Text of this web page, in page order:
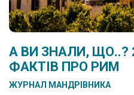
А ВИ ЗНАЛИ, ЩО..?
ФАКТІВ ПРО РИМ
ЖУРНАЛ МАНДРІВНИКА